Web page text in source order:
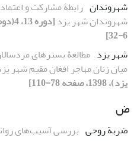
شهروندان رابطۀ مشارکت و
شهروندان شهر یزد
6-32]
شهر یزد مطالعۀ‌ بسترهای
میان زنان مهاجر افغان مقیم شهر
یزد)، 1398، صفحه 78-110]
ض
ضربة روحی بررسی آسیب‌‌‌های